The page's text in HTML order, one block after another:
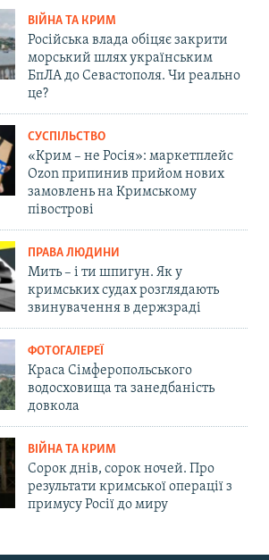
ВІЙНА ТА КРИМ
Російська влада обіцяє закрити
морський шлях українським
БпЛА до Севастополя. Чи реально
це?
СУСПІЛЬСТВО
«Крим – не Росія»: маркетплейс
Ozon припинив прийом нових
замовлень на Кримському
півострові
ПРАВА ЛЮДИНИ
Мить – і ти шпигун. Як у
кримських судах розглядають
звинувачення в держзраді
ФОТОГАЛЕРЕЇ
Краса Сімферопольського
водосховища та занедбаність
довкола
ВІЙНА ТА КРИМ
Сорок днів, сорок ночей. Про
результати кримської операції з
примусу Росії до миру